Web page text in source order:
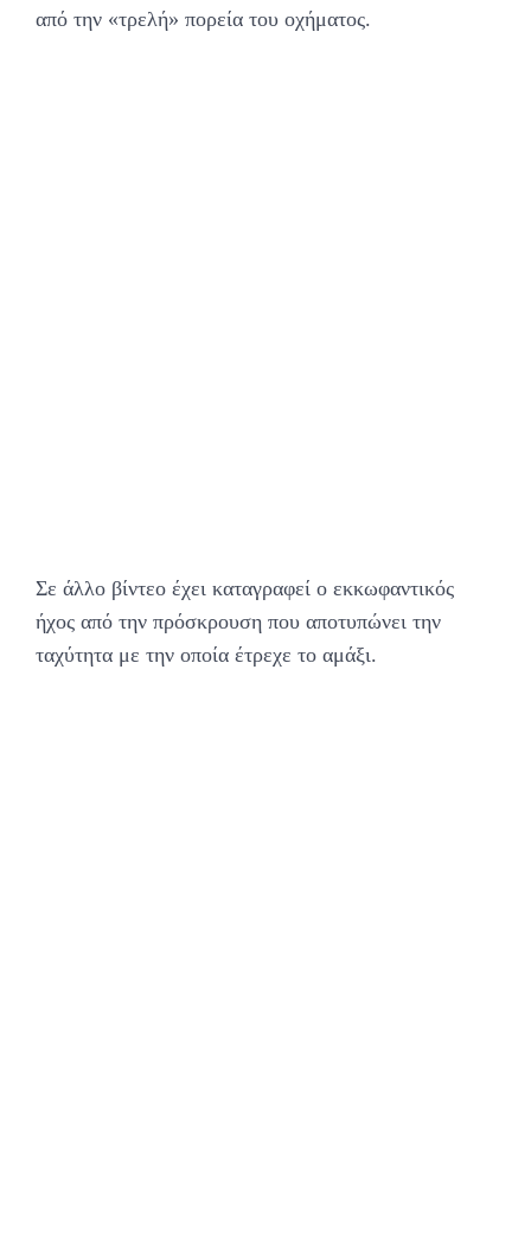
από την «τρελή» πορεία του οχήματος.
Σε άλλο βίντεο έχει καταγραφεί ο εκκωφαντικός
ήχος από την πρόσκρουση που αποτυπώνει την
ταχύτητα με την οποία έτρεχε το αμάξι.